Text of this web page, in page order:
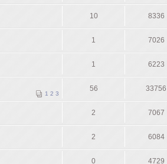
10 8336
1 7026
1 6223
1 2 3
56 33756
2 7067
2 6084
0 4729